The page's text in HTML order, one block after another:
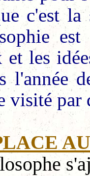
c'est
et les
l'année
visité par